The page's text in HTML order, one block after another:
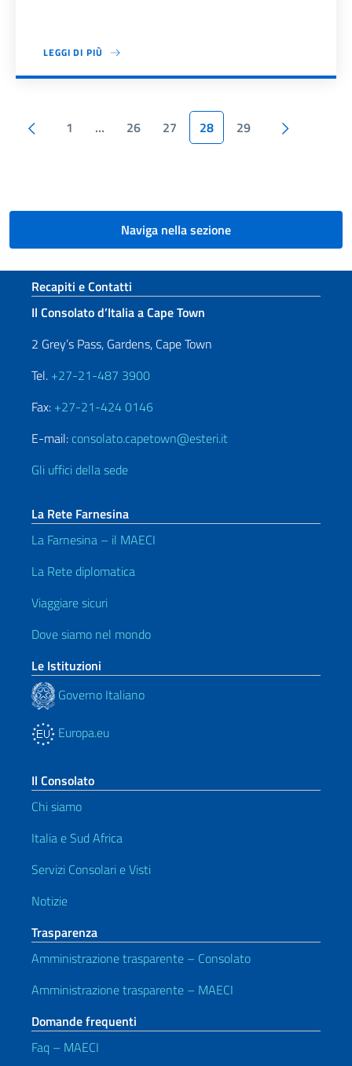
LEGGI DI PIÙ
Paginazione
Pagina precedente
1 … 26 27 28 29
Naviga nella sezione
Sezione footer
Recapiti e Contatti
Il Consolato d’Italia a Cape Town
2 Grey’s Pass, Gardens, Cape Town
Tel. +27-21-487 3900
Fax: +27-21-424 0146
E-mail: consolato.capetown@esteri.it
Gli uffici della sede
La Rete Farnesina
La Farnesina – il MAECI
La Rete diplomatica
Viaggiare sicuri
Dove siamo nel mondo
Le Istituzioni
Governo Italiano
Europa.eu
Il Consolato
Chi siamo
Italia e Sud Africa
Servizi Consolari e Visti
Notizie
Trasparenza
Amministrazione trasparente – Consolato
Amministrazione trasparente – MAECI
Domande frequenti
Faq – MAECI